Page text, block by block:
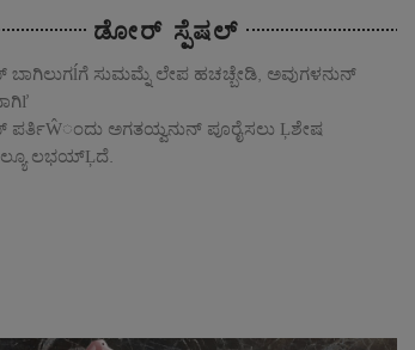
ಡೋರ್ ಸ್ಪೆಷಲ್
ಸುಮಮ್ನೆ ಲೇಪ ಹಚಚ್ಬೇಡಿ, ಅವುಗಳನುನ್
ಅಗತಯ್ವನುನ್ ಪೂರೈಸಲು Ļಶೇಷ
ಲಭಯ್Ļದೆ.